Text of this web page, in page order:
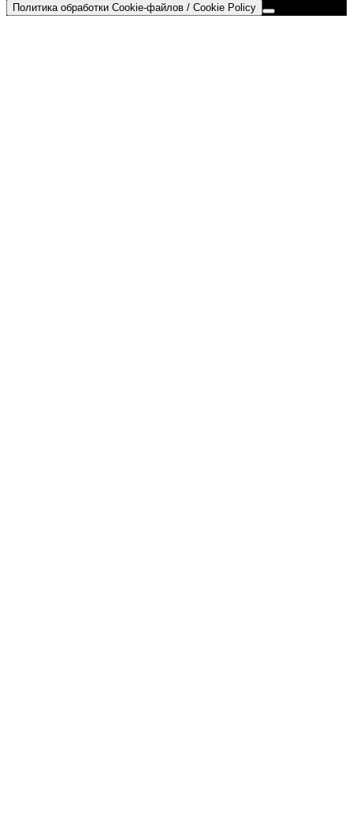
Политика обработки Cookie-файлов / Cookie Policy